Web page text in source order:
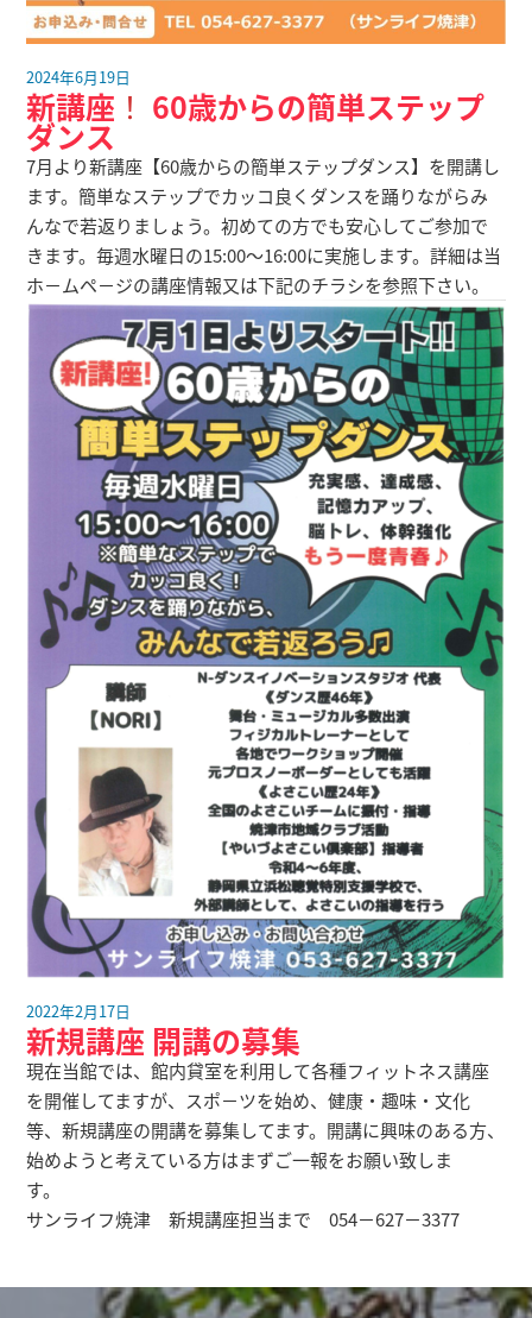
2024年6月19日
新講座 ！ 60歳からの簡単ステップ
ダンス
7月より新講座【60歳からの簡単ステップダンス】を開講し
ます。簡単なステップでカッコ良くダンスを踊りながらみ
んなで若返りましょう。初めての方でも安心してご参加で
きます。毎週水曜日の15:00～16:00に実施します。詳細は当
ホ－ムペ－ジの講座情報又は下記のチラシを参照下さい。
2022年2月17日
新規講座 開講の募集
現在当館では、館内貸室を利用して各種フィットネス講座
を開催してますが、スポ－ツを始め、健康・趣味・文化
等、新規講座の開講を募集してます。開講に興味のある方、
始めようと考えている方はまずご一報をお願い致しま
す。
サンライフ焼津 新規講座担当まで 054－627－3377